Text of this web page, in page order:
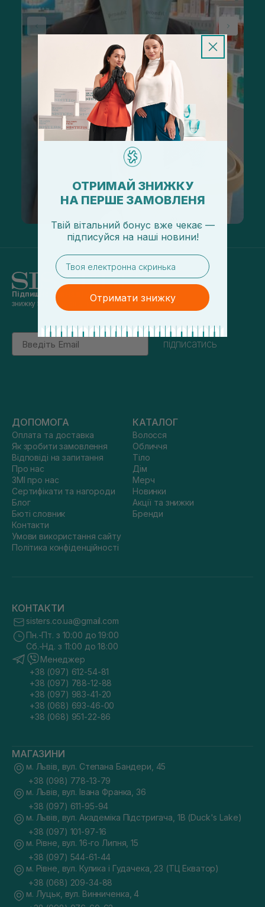
Підпишись на наші новинита отримуй
знижку 5% на перше замовлення
Email
підписатись
ДОПОМОГА
Оплата та доставка
Як зробити замовлення
Відповіді на запитання
Про нас
ЗМІ про нас
Сертифікати та нагороди
Блог
Бюті словник
Контакти
Умови використання сайту
Політика конфіденційності
КАТАЛОГ
Волосся
Обличчя
Тіло
Дім
Мерч
Новинки
Акції та знижки
Бренди
КОНТАКТИ
sisters.co.ua@gmail.com
Пн.-Пт. з 10:00 до 19:00
Сб.-Нд. з 11:00 до 18:00
Менеджер
+38 (097) 612-54-81
+38 (097) 788-12-88
+38 (097) 983-41-20
+38 (068) 693-46-00
+38 (068) 951-22-86
МАГАЗИНИ
м. Львів, вул. Степана Бандери, 45
+38 (098) 778-13-79
м. Львів, вул. Івана Франка, 36
+38 (097) 611-95-94
м. Львів, вул. Академіка Підстригача, 1В (Duck's Lake)
+38 (097) 101-97-16
м. Рівне, вул. 16-го Липня, 15
+38 (097) 544-61-44
м. Рівне, вул. Кулика і Гудачека, 23 (ТЦ Екватор)
+38 (068) 209-34-88
м. Луцьк, вул. Винниченка, 4
ОТРИМАЙ ЗНИЖКУ
НА ПЕРШЕ ЗАМОВЛЕНЯ
Твій вітальний бонус вже чекає —
підписуйся на наші новини!
email
Отримати знижку